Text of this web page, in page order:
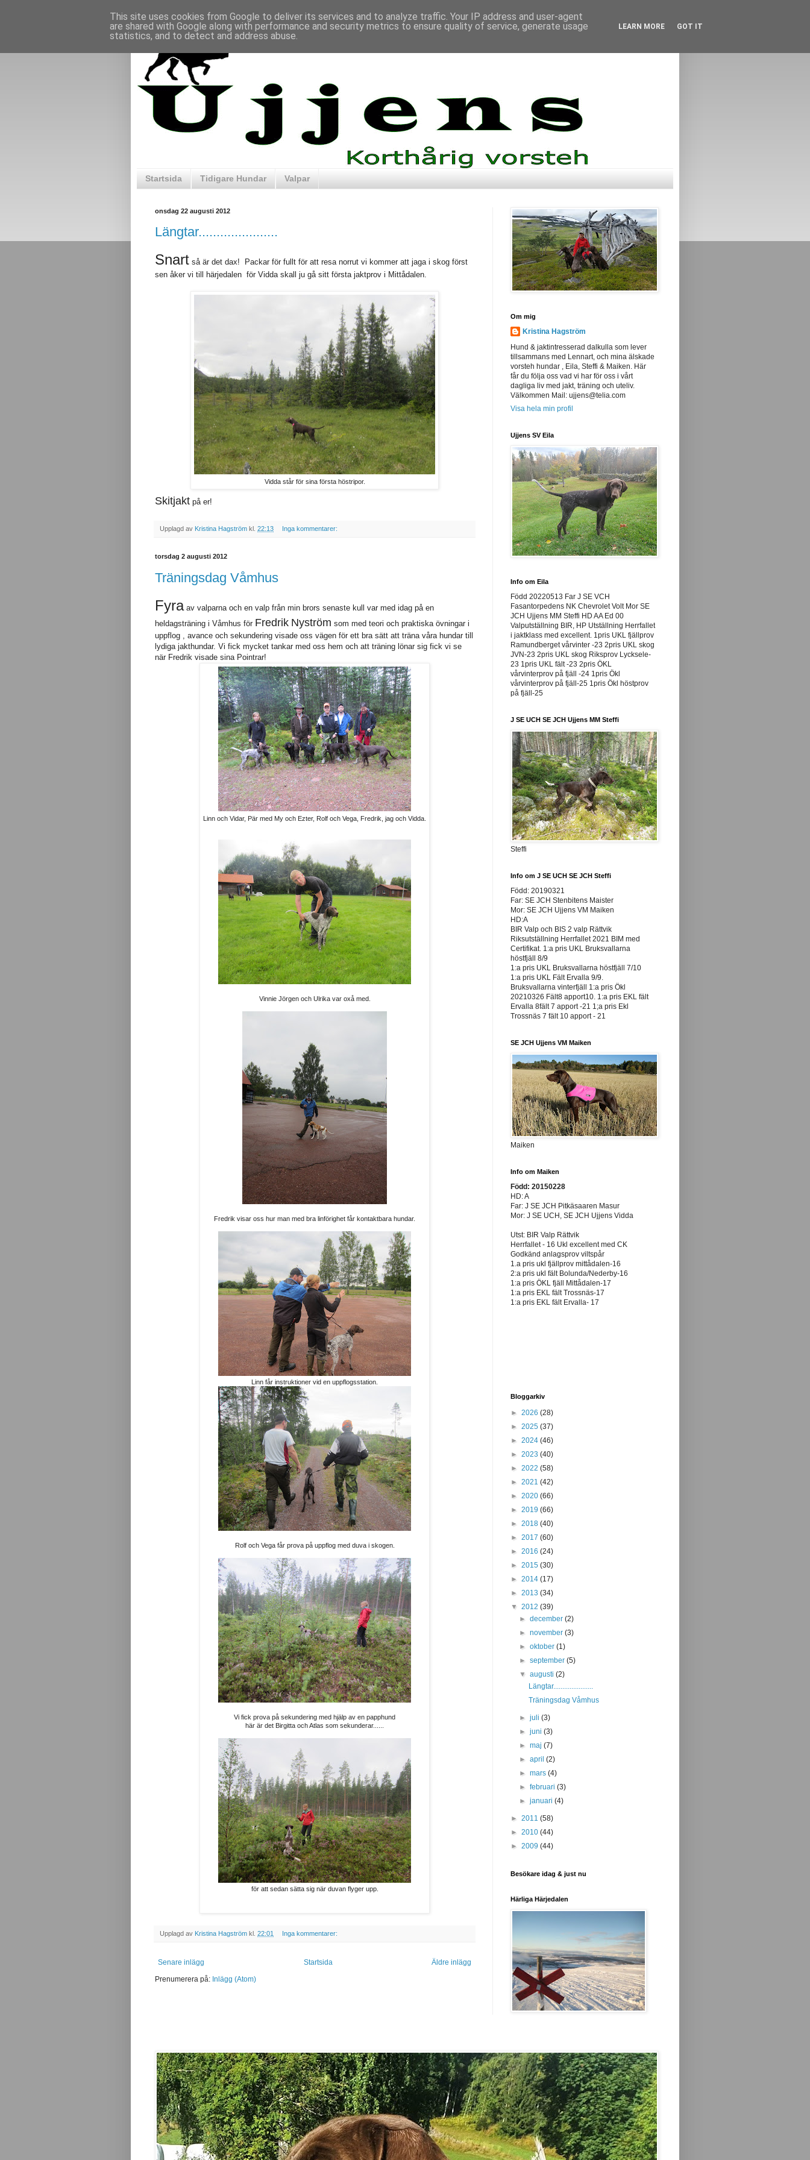
Startsida Tidigare Hundar Valpar
onsdag 22 augusti 2012
Längtar......................
Snart så är det dax! Packar för fullt för att resa norrut vi kommer att jaga i skog först
sen åker vi till härjedalen för Vidda skall ju gå sitt första jaktprov i Mittådalen.
Vidda står för sina första höstripor.
Skitjakt på er!
Upplagd av Kristina Hagström kl. 22:13 Inga kommentarer:
torsdag 2 augusti 2012
Träningsdag Våmhus
Fyraav valparna och en valp från min brors senaste kull var med idag på en
heldagsträning i Våmhus för Fredrik Nyström som med teori och praktiska övningar i
uppflog , avance och sekundering visade oss vägen för ett bra sätt att träna våra hundar till
lydiga jakthundar. Vi fick mycket tankar med oss hem och att träning lönar sig fick vi se
när Fredrik visade sina Pointrar!
Linn och Vidar, Pär med My och Ezter, Rolf och Vega, Fredrik, jag och Vidda.
Vinnie Jörgen och Ulrika var oxå med.
Fredrik visar oss hur man med bra linförighet får kontaktbara hundar.
Linn får instruktioner vid en uppflogsstation.
Rolf och Vega får prova på uppflog med duva i skogen.
Vi fick prova på sekundering med hjälp av en papphund
här är det Birgitta och Atlas som sekunderar......
för att sedan sätta sig när duvan flyger upp.
Upplagd av Kristina Hagström kl. 22:01 Inga kommentarer:
Senare inlägg Äldre inlägg
Startsida
Prenumerera på: Inlägg (Atom)
Om mig
Kristina Hagström
Hund & jaktintresserad dalkulla som lever
tillsammans med Lennart, och mina älskade
vorsteh hundar , Eila, Steffi & Maiken. Här
får du följa oss vad vi har för oss i vårt
dagliga liv med jakt, träning och uteliv.
Välkommen Mail: ujjens@telia.com
Visa hela min profil
Ujjens SV Eila
Info om Eila
Född 20220513 Far J SE VCH
Fasantorpedens NK Chevrolet Volt Mor SE
JCH Ujjens MM Steffi HD AA Ed 00
Valputställning BIR, HP Utställning Herrfallet
i jaktklass med excellent. 1pris UKL fjällprov
Ramundberget vårvinter -23 2pris UKL skog
JVN-23 2pris UKL skog Riksprov Lycksele-
23 1pris UKL fält -23 2pris ÖKL
vårvinterprov på fjäll -24 1pris Ökl
vårvinterprov på fjäll-25 1pris Ökl höstprov
på fjäll-25
J SE UCH SE JCH Ujjens MM Steffi
Steffi
Info om J SE UCH SE JCH Steffi
Född: 20190321
Far: SE JCH Stenbitens Maister
Mor: SE JCH Ujjens VM Maiken
HD:A
BIR Valp och BIS 2 valp Rättvik
Riksutställning Herrfallet 2021 BIM med
Certifikat. 1:a pris UKL Bruksvallarna
höstfjäll 8/9
1:a pris UKL Bruksvallarna höstfjäll 7/10
1:a pris UKL Fält Ervalla 9/9.
Bruksvallarna vinterfjäll 1:a pris Ökl
20210326 Fält8 apport10. 1:a pris EKL fält
Ervalla 8fält 7 apport -21 1;a pris Ekl
Trossnäs 7 fält 10 apport - 21
SE JCH Ujjens VM Maiken
Maiken
Info om Maiken
Född: 20150228
HD: A
Far: J SE JCH Pitkäsaaren Masur
Mor: J SE UCH, SE JCH Ujjens Vidda
Utst: BIR Valp Rättvik
Herrfallet - 16 Ukl excellent med CK
Godkänd anlagsprov viltspår
1.a pris ukl fjällprov mittådalen-16
2:a pris ukl fält Bolunda/Nederby-16
1:a pris ÖKL fjäll Mittådalen-17
1:a pris EKL fält Trossnäs-17
1:a pris EKL fält Ervalla- 17
Bloggarkiv
► 2026 (28)
► 2025 (37)
► 2024 (46)
► 2023 (40)
► 2022 (58)
► 2021 (42)
► 2020 (66)
► 2019 (66)
► 2018 (40)
► 2017 (60)
► 2016 (24)
► 2015 (30)
► 2014 (17)
► 2013 (34)
▼ 2012 (39)
►december(2)
►november(3)
►oktober(1)
►september(5)
▼augusti(2)
Längtar......................
Träningsdag Våmhus
►juli(3)
►juni(3)
►maj(7)
►april(2)
►mars(4)
►februari(3)
►januari(4)
► 2011 (58)
► 2010 (44)
► 2009 (44)
Besökare idag & just nu
Härliga Härjedalen
This site uses cookies from Google to deliver its services and to analyze traffic. Your IP address and user-agent
are shared with Google along with performance and security metrics to ensure quality of service, generate usage
statistics, and to detect and address abuse.
LEARN MORE GOT IT